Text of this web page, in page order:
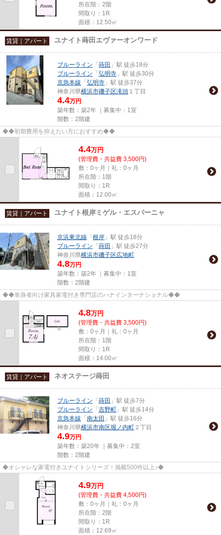
所在階：2階
間取り：1R
面積：12.50㎡
賃貸｜アパート ユナイト蒔田エヴァーオンワード
ブルーライン 「 蒔田 」駅 徒歩18分
ブルーライン 「 弘明寺 」駅 徒歩30分
京急本線 「 弘明寺 」駅 徒歩37分
神奈川県横浜市磯子区滝頭 １丁目
4.4万円
築年数：築2年 ｜募集中： 1室
階数：2階建
◆◆初期費用を抑えたい方におすすめ◆◆
4.4万円
(管理費・共益費 3,500円)
敷：0ヶ月｜礼：0ヶ月
所在階：1階
間取り：1R
面積：12.00㎡
賃貸｜アパート ユナイト根岸ミゲル・エスパーニャ
京浜東北線 「 根岸 」駅 徒歩18分
ブルーライン 「 蒔田 」駅 徒歩27分
神奈川県横浜市磯子区広地町
4.8万円
築年数：築2年 ｜募集中： 1室
階数：2階建
◆◆単身者向け家具家電付き専門店のハナインターナショナル◆◆
4.8万円
(管理費・共益費 3,500円)
敷：0ヶ月｜礼：0ヶ月
所在階：1階
間取り：1R
面積：14.00㎡
賃貸｜アパート ネオステージ蒔田
ブルーライン 「 蒔田 」駅 徒歩7分
ブルーライン 「 吉野町 」駅 徒歩14分
京急本線 「 南太田 」駅 徒歩16分
神奈川県横浜市南区堀ノ内町 ２丁目
4.9万円
築年数：築20年 ｜募集中： 2室
階数：2階建
◆オシャレな家電付きユナイトシリーズ！掲載500件以上♪◆
4.9万円
(管理費・共益費 4,500円)
敷：0ヶ月｜礼：0ヶ月
所在階：2階
間取り：1R
面積：12.69㎡